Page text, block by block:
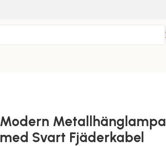
Modern Metallhänglampa
med Svart Fjäderkabel